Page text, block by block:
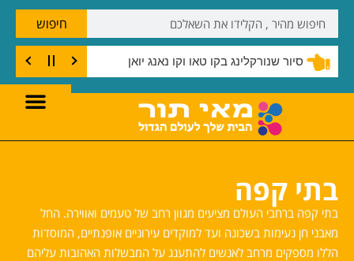
סיור שנורקלינג בקו טאו וקו נאנג יואן
חיפוש
בתי קפה
בתי קפה ברחבי העולם מציעים מגוון רחב של טעמים ואווירה. החל
מאבני חן נעימות בשכונה ועד למוקדים עירוניים אופנתיים, המוסדות
הללו מספקים מרחב לאנשים להתענג על המבשלות האהובות עליהם